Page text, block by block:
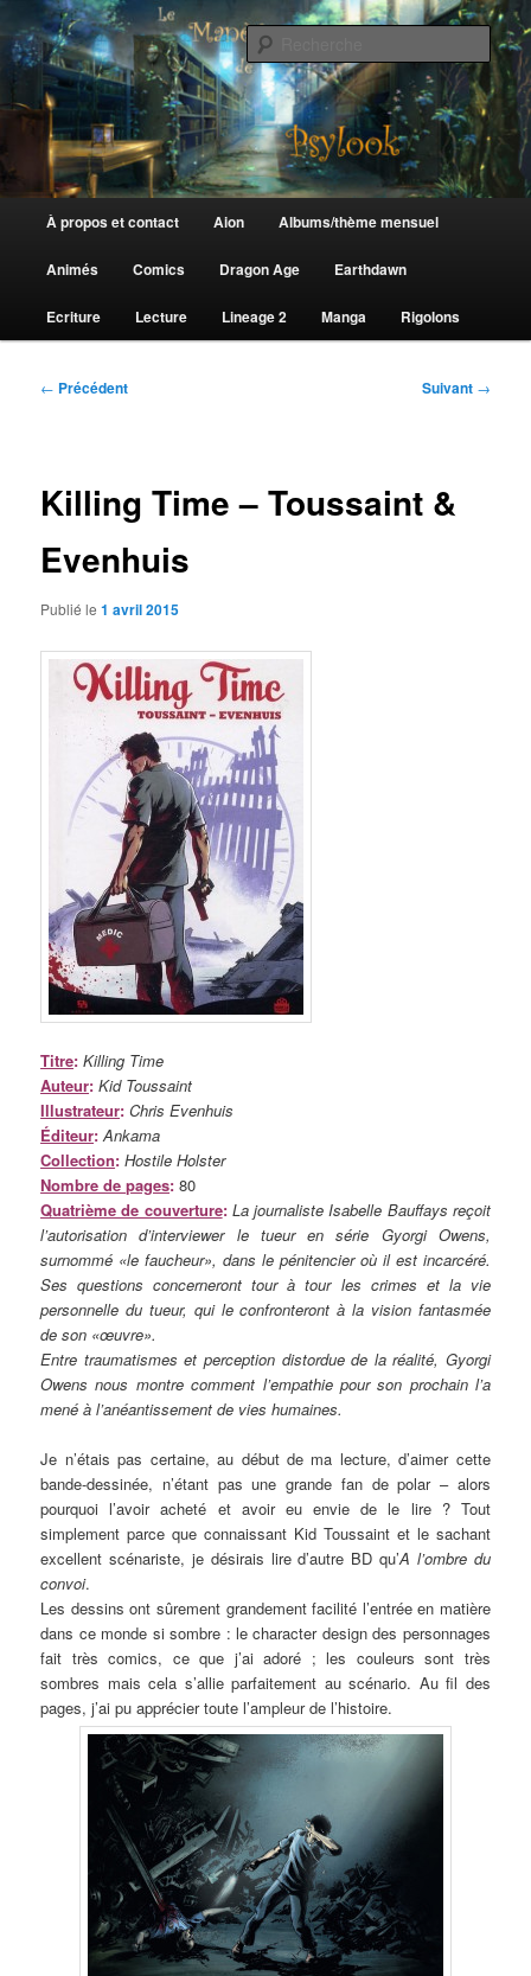
au
contenu
principalLe Manège de Psylook
principal
À propos et contact Aion Albums/thème mensuel
Animés Comics Dragon Age Earthdawn
Ecriture Lecture Lineage 2 Manga Rigolons
Navigation
← Précédent Suivant →
Killing Time – Toussaint &
Evenhuis
Publié le1 avril 2015
Titre: Killing Time
Auteur:Kid Toussaint
Illustrateur: Chris Evenhuis
Éditeur:Ankama
Collection: Hostile Holster
Nombre de pages:80
Quatrième de couverture: La journaliste Isabelle Bauffays reçoit
l’autorisation d’interviewer le tueur en série Gyorgi Owens,
surnommé «le faucheur», dans le pénitencier où il est incarcéré.
Ses questions concerneront tour à tour les crimes et la vie
personnelle du tueur, qui le confronteront à la vision fantasmée
de son «œuvre».
Entre traumatismes et perception distordue de la réalité, Gyorgi
Owens nous montre comment l’empathie pour son prochain l’a
mené à l’anéantissement de vies humaines.
Je n’étais pas certaine, au début de ma lecture, d’aimer cette
bande-dessinée, n’étant pas une grande fan de polar – alors
pourquoi l’avoir acheté et avoir eu envie de le lire ? Tout
simplement parce que connaissant Kid Toussaint et le sachant
excellent scénariste, je désirais lire d’autre BD qu’A l’ombre du
convoi.
Les dessins ont sûrement grandement facilité l’entrée en matière
dans ce monde si sombre : le character design des personnages
fait très comics, ce que j’ai adoré ; les couleurs sont très
sombres mais cela s’allie parfaitement au scénario. Au fil des
pages, j’ai pu apprécier toute l’ampleur de l’histoire.